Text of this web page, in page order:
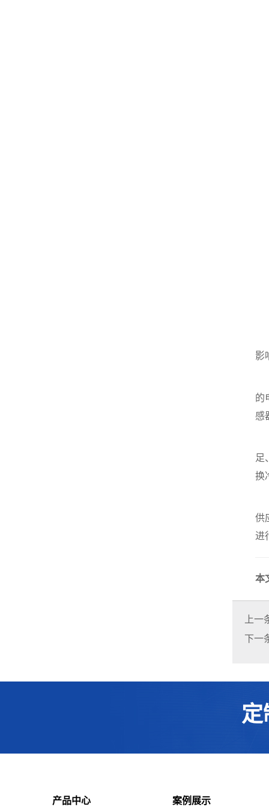
影
的
感
足
换
供
进
本
上一
下一
定
产品中心 案例展示